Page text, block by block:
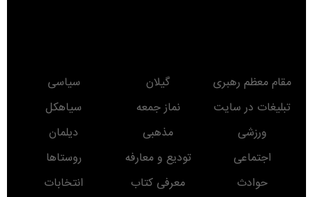
مقام معظم رهبری گیلان
سیاسی
تبلیغات در سایت
نماز جمعه
سیاهکل
ورزشی
مذهبی
دیلمان
اجتماعی
تودیع و معارفه
روستاها
حوادث
معرفی کتاب
انتخابات